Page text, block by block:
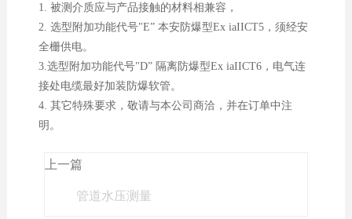
1. 被测介质应与产品接触的材料相兼容，
2. 选型附加功能代号"E” 本安防爆型Ex iaIICT5，须经安
全栅供电。
3.选型附加功能代号"D” 隔离防爆型Ex iaIICT6，电气连
接处电缆最好加装防爆软管。
4. 其它特殊要求，敬请与本公司商洽，并在订单中注
明。
上一篇
管道水压测量